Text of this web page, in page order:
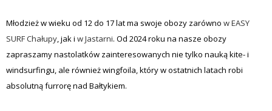
Młodzież w wieku od 12 do 17 lat ma swoje obozy zarówno w EASY
SURF Chałupy, jak i w Jastarni. Od 2024 roku na nasze obozy
zapraszamy nastolatków zainteresowanych nie tylko nauką kite- i
windsurfingu, ale również wingfoila, który w ostatnich latach robi
absolutną furrorę nad Bałtykiem.